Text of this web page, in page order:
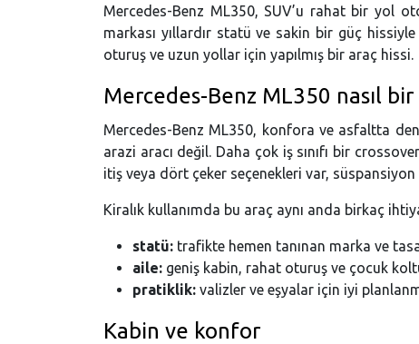
Mercedes-Benz ML350, SUV’u rahat bir yol
markası yıllardır statü ve sakin bir güç
oturuş ve uzun yollar için yapılmış bir araç hissi.
Mercedes-Benz ML350 nasıl bir
Mercedes-Benz ML350, konfora ve asfaltta
arazi aracı değil. Daha çok iş sınıfı bir
itiş veya dört çeker seçenekleri var, süspansiyon
Kiralık kullanımda bu araç aynı anda birkaç
statü: trafikte hemen tanınan marka ve
aile: geniş kabin, rahat oturuş ve çocuk
pratiklik: valizler ve eşyalar için iyi
Kabin ve konfor